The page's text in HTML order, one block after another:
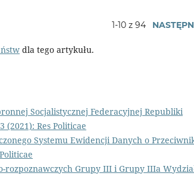
1-10 z 94
dla tego artykułu.
Socjalistycznej Federacyjnej Republiki
(2021): Res Politicae
Systemu Ewidencji Danych o
rozpoznawczych Grupy III i Grupy IIIa